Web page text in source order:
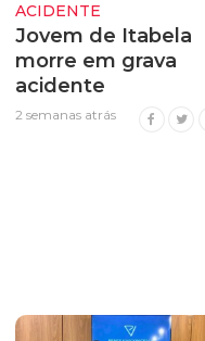
ACIDENTE
Jovem de Itabela
morre em grava
acidente
2 semanas atrás